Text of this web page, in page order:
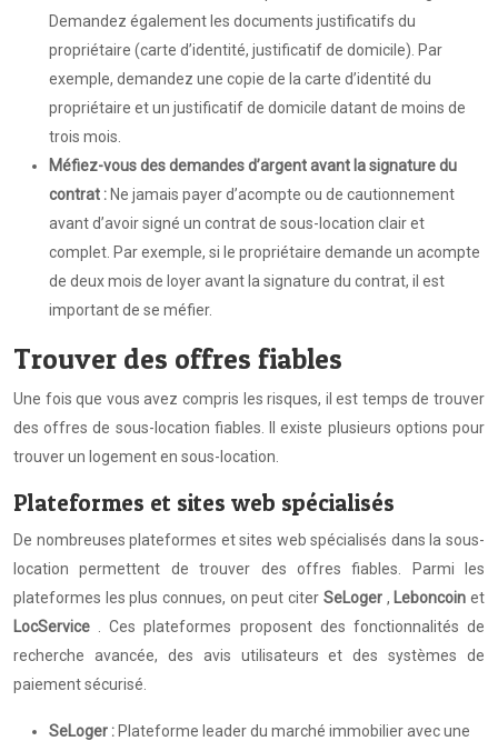
Demandez également les documents justificatifs du
propriétaire (carte d’identité, justificatif de domicile). Par
exemple, demandez une copie de la carte d’identité du
propriétaire et un justificatif de domicile datant de moins de
trois mois.
Méfiez-vous des demandes d’argent avant la signature du
contrat : Ne jamais payer d’acompte ou de cautionnement
avant d’avoir signé un contrat de sous-location clair et
complet. Par exemple, si le propriétaire demande un acompte
de deux mois de loyer avant la signature du contrat, il est
important de se méfier.
Trouver des offres fiables
Une fois que vous avez compris les risques, il est temps de trouver
des offres de sous-location fiables. Il existe plusieurs options pour
trouver un logement en sous-location.
Plateformes et sites web spécialisés
De nombreuses plateformes et sites web spécialisés dans la sous-
location permettent de trouver des offres fiables. Parmi les
plateformes les plus connues, on peut citer SeLoger , Leboncoinet
LocService
. Ces plateformes proposent des fonctionnalités de
recherche avancée, des avis utilisateurs et des systèmes de
paiement sécurisé.
SeLoger : Plateforme leader du marché immobilier avec une